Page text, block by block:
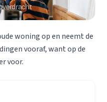
woning op en neemt de
vooraf, want op de
voor.